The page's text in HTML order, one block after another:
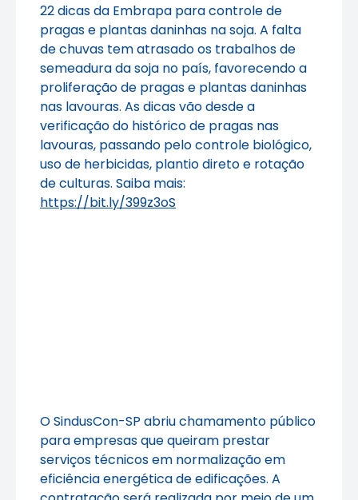
22 dicas da Embrapa para controle de
pragas e plantas daninhas na soja. A falta
de chuvas tem atrasado os trabalhos de
semeadura da soja no país, favorecendo a
proliferação de pragas e plantas daninhas
nas lavouras. As dicas vão desde a
verificação do histórico de pragas nas
lavouras, passando pelo controle biológico,
uso de herbicidas, plantio direto e rotação
de culturas. Saiba mais:
https://bit.ly/399z3oS
O SindusCon-SP abriu chamamento público
para empresas que queiram prestar
serviços técnicos em normalização em
eficiência energética de edificações. A